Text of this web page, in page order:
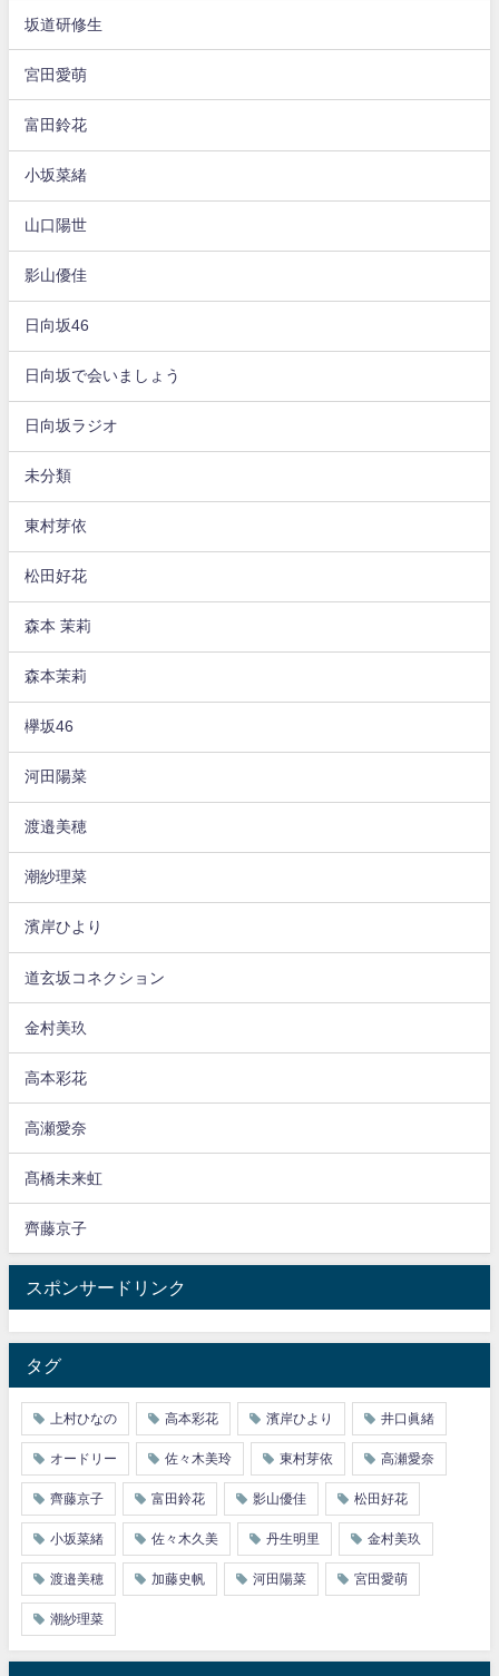
坂道研修生
宮田愛萌
富田鈴花
小坂菜緒
山口陽世
影山優佳
日向坂46
日向坂で会いましょう
日向坂ラジオ
未分類
東村芽依
松田好花
森本 茉莉
森本茉莉
欅坂46
河田陽菜
渡邉美穂
潮紗理菜
濱岸ひより
道玄坂コネクション
金村美玖
高本彩花
高瀬愛奈
髙橋未来虹
齊藤京子
スポンサードリンク
タグ
上村ひなの 高本彩花 濱岸ひより 井口眞緒
オードリー 佐々木美玲 東村芽依 高瀬愛奈
齊藤京子 富田鈴花 影山優佳 松田好花
小坂菜緒 佐々木久美 丹生明里 金村美玖
渡邉美穂 加藤史帆 河田陽菜 宮田愛萌
潮紗理菜